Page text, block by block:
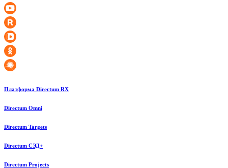
Платформа Directum RX
Directum Omni
Directum Targets
Directum СЭД+
Directum Projects